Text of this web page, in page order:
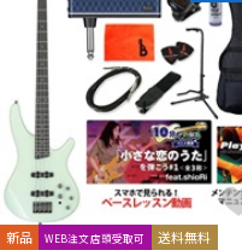
新品 WEB注文店頭受取可 送料無料